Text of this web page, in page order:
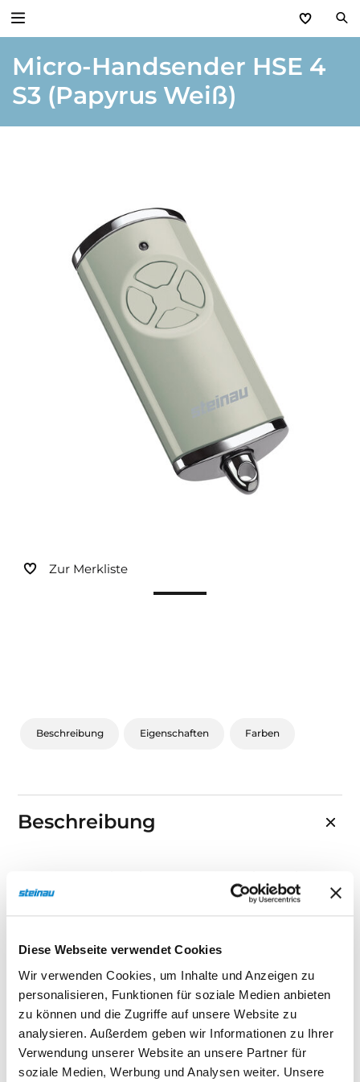
Diese Webseite verwendet Cookies
Wir verwenden Cookies, um Inhalte und Anzeigen zu
personalisieren, Funktionen für soziale Medien anbieten
zu können und die Zugriffe auf unsere Website zu
analysieren. Außerdem geben wir Informationen zu Ihrer
Verwendung unserer Website an unsere Partner für
soziale Medien, Werbung und Analysen weiter. Unsere
Zurück
Produkte
Industrie, Gewerbe, Öffentliche Hand
Stauraum­systeme
Sonnen- und Insektenschutz
Micro-Handsender HSE 4
S3 (Papyrus Weiß)
Zur Merkliste
Beschreibung Eigenschaften Farben
Beschreibung
Tasten-Handsender zur flexiblen Steuerung mehrerer
steinau Antriebe. Mit seiner hochwertigen
griffbereit am Schlüsselbund.
Technische Details
4-Tasten-Handsender (Impulsfunktion)
Strukturierte Kunststoffoberfläche mit